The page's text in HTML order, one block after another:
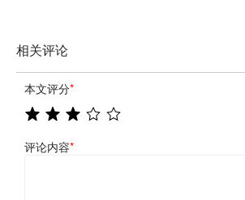
相关评论
本文评分*
评论内容*